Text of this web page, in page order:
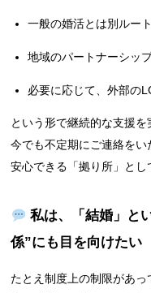
一般の婚活とは別ルー
地域のパートナーシッ
必要に応じて、外部の
という形で継続的な支援を
今でも不定期にご連絡をい
安心できる「拠り所」とし
私は、「結婚」と
係”にも目を向けたい
たとえ制度上の制限があっ